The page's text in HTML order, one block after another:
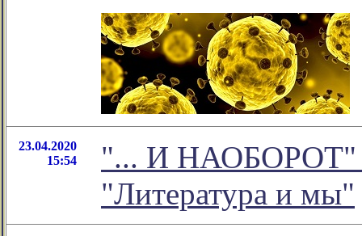
23.04.2020
15:54
"... И НАОБОРОТ" -
"Литература и мы"